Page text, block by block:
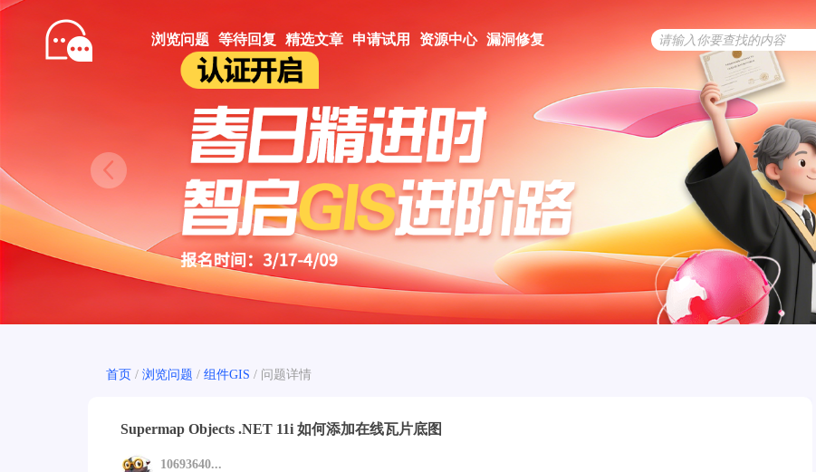
Prev
浏览问题 等待回复 精选文章 申请试用 资源中心 漏洞修复
首页 / 浏览问题 / 组件GIS / 问题详情
Supermap Objects .NET 11i 如何添加在线瓦片底图
10693640...